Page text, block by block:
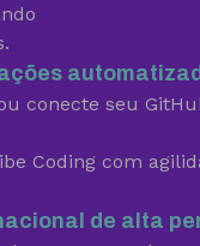
conecte seu
Coding com
de alta